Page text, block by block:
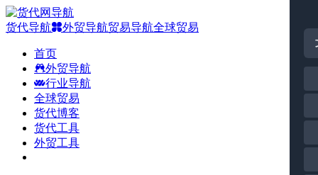
货代导航 外贸导航贸易导航全球贸易
首页
外贸导航
行业导航
全球贸易
货代博客
货代工具
外贸工具